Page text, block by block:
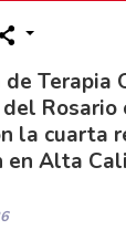
Terapia
Rosario
la cuarta
en Alta